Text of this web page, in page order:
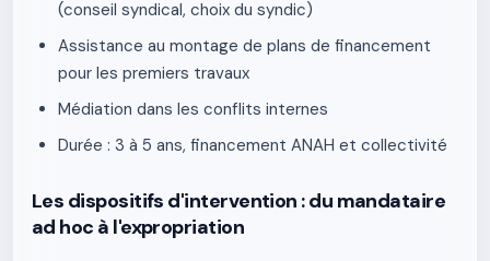
(conseil syndical, choix du syndic)
Assistance au montage de plans de financement
pour les premiers travaux
Médiation dans les conflits internes
Durée : 3 à 5 ans, financement ANAH et collectivité
Les dispositifs d'intervention : du mandataire
ad hoc à l'expropriation